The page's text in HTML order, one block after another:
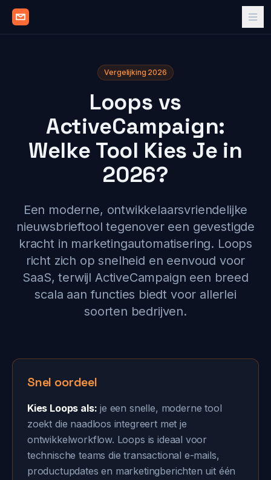
Vergelijking 2026
Loops vs
ActiveCampaign:
Welke Tool Kies Je in
2026?
Een moderne, ontwikkelaarsvriendelijke
nieuwsbrieftool tegenover een gevestigde
kracht in marketingautomatisering. Loops
richt zich op snelheid en eenvoud voor
SaaS, terwijl ActiveCampaign een breed
scala aan functies biedt voor allerlei
soorten bedrijven.
Snel oordeel
Kies Loops als: je een snelle, moderne tool
zoekt die naadloos integreert met je
ontwikkelworkflow. Loops is ideaal voor
technische teams die transactional e-mails,
productupdates en marketingberichten uit één